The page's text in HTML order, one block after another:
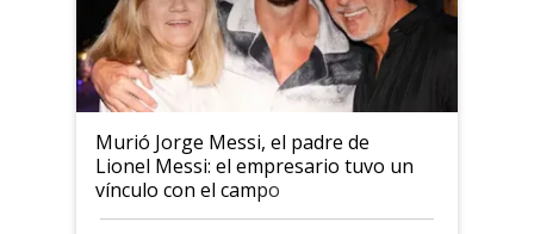
Murió Jorge Messi, el padre de
Lionel Messi: el empresario tuvo un
vínculo con el campo